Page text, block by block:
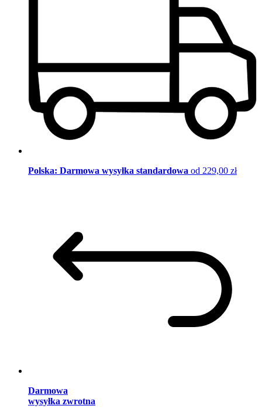
Polska: Darmowa wysyłka standardowa od 229,00 zł
Darmowa
wysyłka zwrotna